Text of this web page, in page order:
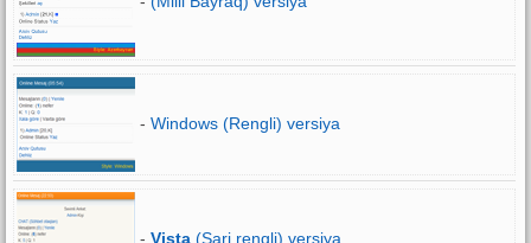
- Windows (Rengli) versiya
- Vista (Sari rengli) versiya